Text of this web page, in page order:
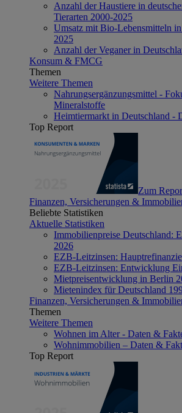
Anzahl der Haustiere in
Tierarten 2000-2025
Umsatz mit Bio-Lebensmitteln
2025
Anzahl der Veganer in
Konsum & FMCG
Themen
Weitere Themen
Nahrungsergänzungsmittel -
Mineralstoffe
Heimtiermarkt in Deutschland -
Top Report
Zum
Finanzen, Versicherungen &
Beliebte Statistiken
Aktuelle Statistiken
Immobilienpreise Deutschland:
2026
EZB-Leitzinsen:
EZB-Leitzinsen: Entwicklung
Mietpreisentwicklung in Berlin
Mietenindex für Deutschland
Finanzen, Versicherungen &
Themen
Weitere Themen
Wohnen im Alter - Daten &
Wohnimmobilien – Daten &
Top Report